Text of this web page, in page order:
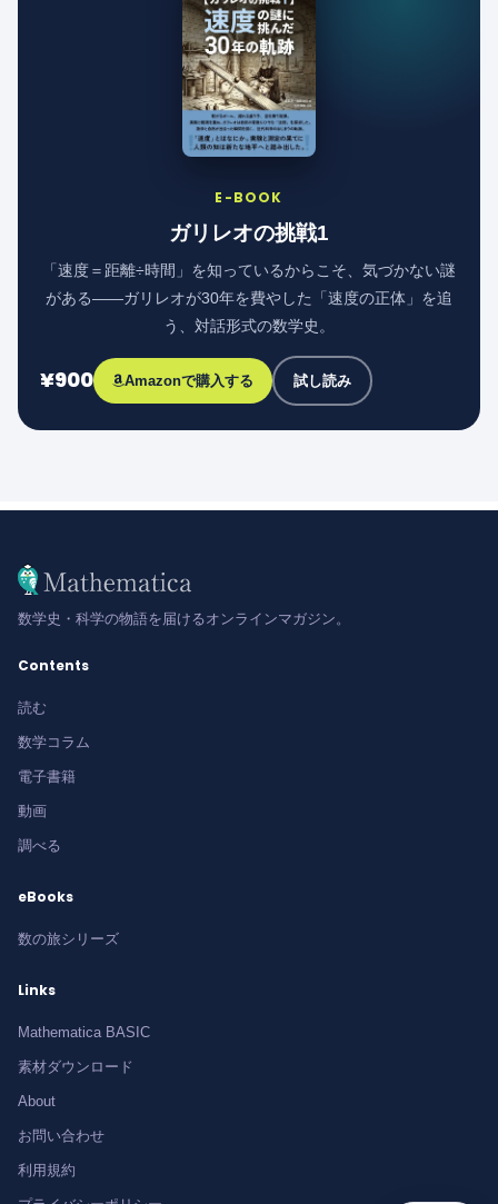
E-BOOK
ガリレオの挑戦1
「速度＝距離÷時間」を知っているからこそ、気づかない謎
がある――ガリレオが30年を費やした「速度の正体」を追
う、対話形式の数学史。
¥900 Amazonで購入する 試し読み
数学史・科学の物語を届けるオンラインマガジン。
Contents
読む
数学コラム
電子書籍
動画
調べる
eBooks
数の旅シリーズ
Links
Mathematica BASIC
素材ダウンロード
About
お問い合わせ
利用規約